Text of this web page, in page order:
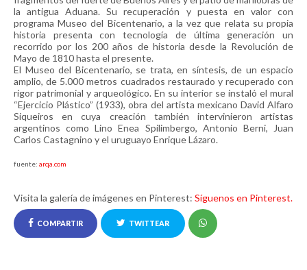
la antigua Aduana. Su recuperación y puesta en valor con
programa Museo del Bicentenario, a la vez que relata su propia
historia presenta con tecnología de última generación un
recorrido por los 200 años de historia desde la Revolución de
Mayo de 1810 hasta el presente.
El Museo del Bicentenario, se trata, en síntesis, de un espacio
amplio, de 5.000 metros cuadrados restaurado y recuperado con
rigor patrimonial y arqueológico. En su interior se instaló el mural
“Ejercicio Plástico” (1933), obra del artista mexicano David Alfaro
Siqueiros en cuya creación también intervinieron artistas
argentinos como Lino Enea Spilimbergo, Antonio Berni, Juan
Carlos Castagnino y el uruguayo Enrique Lázaro.
fuente: arqa.com
Visita la galería de imágenes en Pinterest: Síguenos en Pinterest.
COMPARTIR TWITTEAR